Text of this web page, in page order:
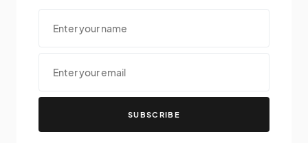
SUBSCRIBE